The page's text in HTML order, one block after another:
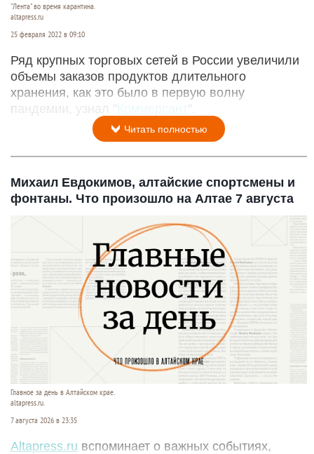
"Лента" во время карантина.
altapress.ru
25 февраля 2022 в 09:10
Ряд крупных торговых сетей в России увеличили
объемы заказов продуктов длительного
хранения, как это было в первую волну
пандемии, узнал "Коммерсант ".
Читать полностью
Михаил Евдокимов, алтайские спортсмены и
фонтаны. Что произошло на Алтае 7 августа
Главное за день в Алтайском крае.
altapress.ru.
7 августа 2026 в 23:35
Altapress.ru вспоминает о важных событиях,